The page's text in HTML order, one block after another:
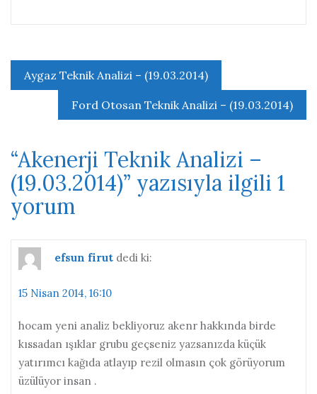
Yazı
gezinmesi
Aygaz Teknik Analizi – (19.03.2014)
Ford Otosan Teknik Analizi – (19.03.2014)
“Akenerji Teknik Analizi –
(19.03.2014)” yazısıyla ilgili 1
yorum
efsun firut dedi ki:
15 Nisan 2014, 16:10
hocam yeni analiz bekliyoruz akenr hakkında birde
kıssadan ışıklar grubu geçseniz yazsanızda küçük
yatırımcı kağıda atlayıp rezil olmasın çok görüyorum
üzülüyor insan .